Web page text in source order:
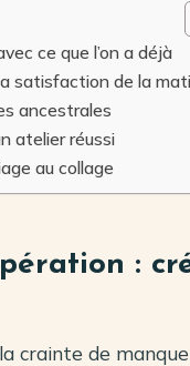
ce que l’on a déjà
satisfaction de la
ancestrales
atelier réussi
au collage
:
crainte de